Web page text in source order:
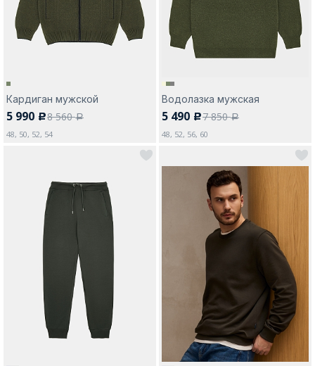
Да, все верно Изменить город
Покупателям
Кардиган мужской
5 990 c8 560a
48, 50, 52, 54
Водолазка мужская
5 490 c7 850a
48, 52, 56, 60